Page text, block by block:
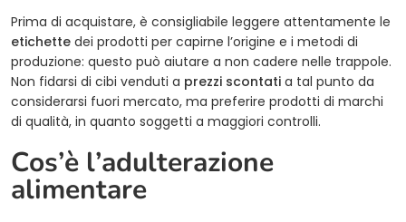
Prima di acquistare, è consigliabile leggere attentamente le
etichette dei prodotti per capirne l’origine e i metodi di
produzione: questo può aiutare a non cadere nelle trappole.
Non fidarsi di cibi venduti a prezzi scontati a tal punto da
considerarsi fuori mercato, ma preferire prodotti di marchi
di qualità, in quanto soggetti a maggiori controlli.
Cos’è l’adulterazione
alimentare